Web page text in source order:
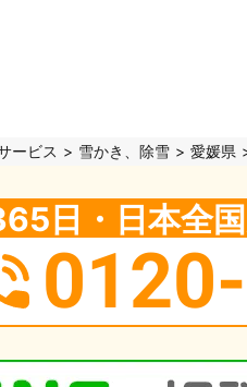
ービス 雪かき、除雪 愛媛県
日・日本全